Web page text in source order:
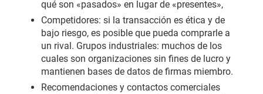
qué son «pasados» en lugar de «presentes»,
Competidores: si la transacción es ética y de
bajo riesgo, es posible que pueda comprarle a
un rival. Grupos industriales: muchos de los
cuales son organizaciones sin fines de lucro y
mantienen bases de datos de firmas miembro.
Recomendaciones y contactos comerciales